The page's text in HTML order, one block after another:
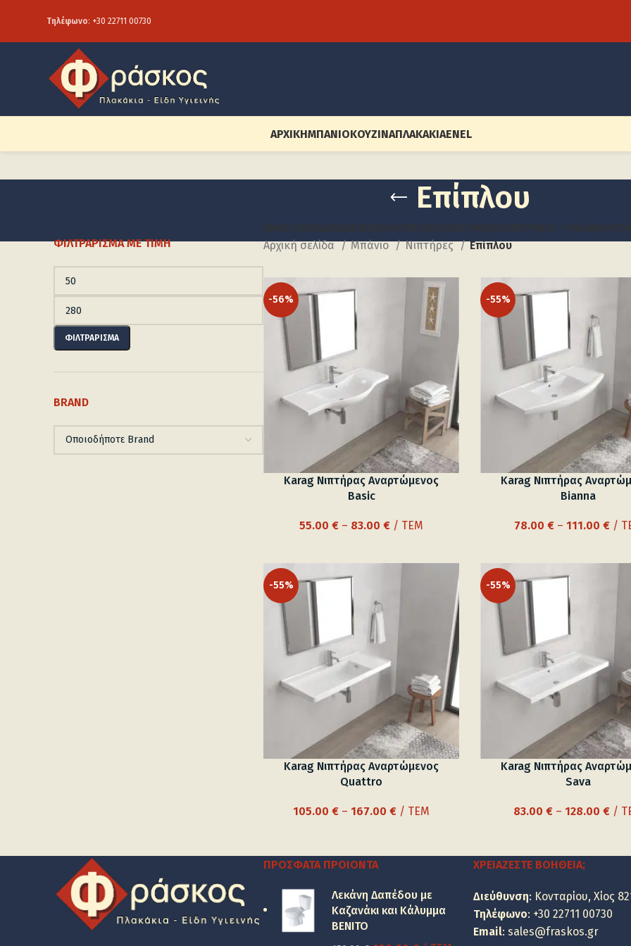
Τηλέφωνο: +30 22711 00730
ΑΡΧΙΚΉΜΠΆΝΙΟΚΟΥΖΊΝΑΠΛΑΚΆΚΙΑENEL
Επίπλου
ΈΝΘΕΤΟΙΕΠΙΔΑΠΈΔΙΟΙΕΠΊΠΛΟΥΕΠΊΤΟΙΧΟΙΕΠΙΤΡΑΠΈΖΙΟΙΠΈΤΡΙΝΟΙ – ΓΥΆΛΙΝΟΙ
ΦΙΛΤΡΆΡΙΣΜΑ ΜΕ ΤΙΜΉ
Ελάχιστη
τιμή
Μέγιστη
τιμή
ΦΙΛΤΡΆΡΙΣΜΑ
BRAND
Αρχική σελίδα Μπάνιο Νιπτήρες Επίπλου
-56%
Karag Νιπτήρας Αναρτώμενος
Basic
55.00 € – 83.00 €Price
/ ΤΕΜ
-55%
Karag Νιπτήρας
Bianna
78.00 € – 111.00 €/
-55%
Karag Νιπτήρας Αναρτώμενος
Quattro
105.00 € – 167.00 €Price
through
/ ΤΕΜ
-55%
Karag Νιπτήρας
Sava
83.00 € – 128.00 € /
ΠΡΌΣΦΑΤΑ ΠΡΟΙΌΝΤΑ
Λεκάνη Δαπέδου με
Καζανάκι και Κάλυμμα
BENITO
ΧΡΕΙΆΖΕΣΤΕ ΒΟΉΘΕΙΑ;
Διεύθυνση: Κονταρίου, Χίος
Τηλέφωνο: +30 22711 00730
Email: sales@fraskos.gr